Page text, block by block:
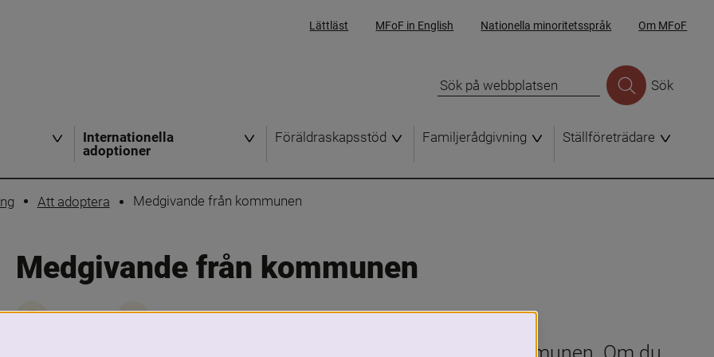
Lättläst MFoF in English Nationella minoritetsspråk Om MFoF
Sök
Internationella
adoptioner
Föräldraskapsstöd Familjerådgivning Ställföreträdare
Att adoptera Medgivande från kommunen
Medgivande från kommunen
Skriv ut Dela